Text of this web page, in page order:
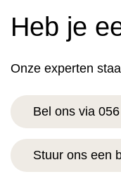
Heb je
Onze experten
Bel ons via
Stuur ons een